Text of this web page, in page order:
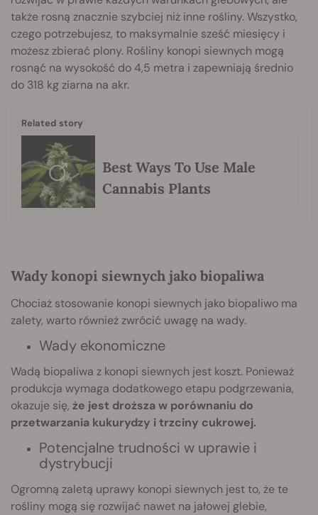
także rosną znacznie szybciej niż inne rośliny. Wszystko,
czego potrzebujesz, to maksymalnie sześć miesięcy i
możesz zbierać plony. Rośliny konopi siewnych mogą
rosnąć na wysokość do 4,5 metra i zapewniają średnio
do 318 kg ziarna na akr.
Related story
Best Ways To Use Male
Cannabis Plants
Wady konopi siewnych jako biopaliwa
Chociaż stosowanie konopi siewnych jako biopaliwo ma
zalety, warto również zwrócić uwagę na wady.
Wady ekonomiczne
Wadą biopaliwa z konopi siewnych jest koszt. Ponieważ
produkcja wymaga dodatkowego etapu podgrzewania,
okazuje się, że jest droższa w porównaniu do
przetwarzania kukurydzy i trzciny cukrowej.
Potencjalne trudności w uprawie i
dystrybucji
Ogromną zaletą uprawy konopi siewnych jest to, że te
rośliny mogą się rozwijać nawet na jałowej glebie,